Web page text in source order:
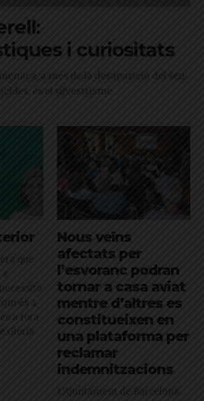
i curiositats
a més de la desaparició del seu
és el silvestrisme
que
és a
a fora
Glòria
Nous veïns
afectats per
l’esvoranc podran
tornar a casa aviat
mentre d’altres es
constitueixen en
una plataforma per
reclamar
indemnitzacions
L’Ajuntament de Barcelona